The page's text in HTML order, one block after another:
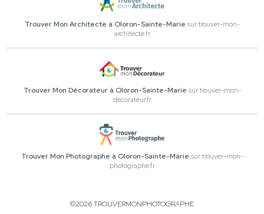
Trouver Mon Architecte à Oloron-Sainte-Marie sur trouver-mon-
architecte.fr
Trouver Mon Décorateur à Oloron-Sainte-Marie sur trouver-mon-
decorateur.fr
Trouver Mon Photographe à Oloron-Sainte-Marie sur trouver-mon-
photographe.fr
©2026 TROUVERMONPHOTOGRAPHE